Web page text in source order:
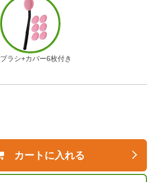
ブラシ+カバー6枚付き
カートに入れる